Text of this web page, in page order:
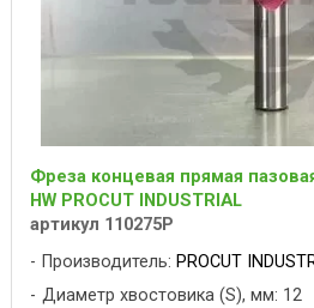
Фреза концевая прямая
HW PROCUT INDUSTRIAL
артикул 110275P
Производитель: PROCUT
Диаметр хвостовика (S), мм: 12